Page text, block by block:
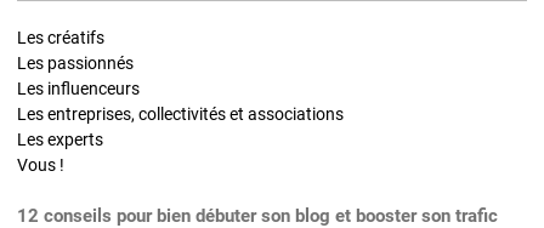
Les créatifs
Les passionnés
Les influenceurs
Les entreprises, collectivités et associations
Les experts
Vous !
12 conseils pour bien débuter son blog et booster son trafic